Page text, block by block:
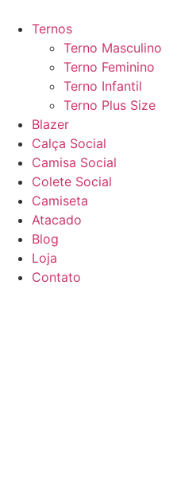
para
conteúdo
Ternos
Terno Masculino
Terno Feminino
Terno Infantil
Terno Plus Size
Blazer
Calça Social
Camisa Social
Colete Social
Camiseta
Atacado
Blog
Loja
Contato